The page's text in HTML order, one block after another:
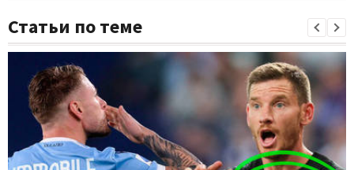
Статьи по теме